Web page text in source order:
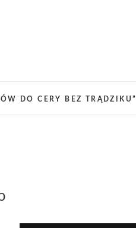
DO CERY BEZ TRĄDZIKU”